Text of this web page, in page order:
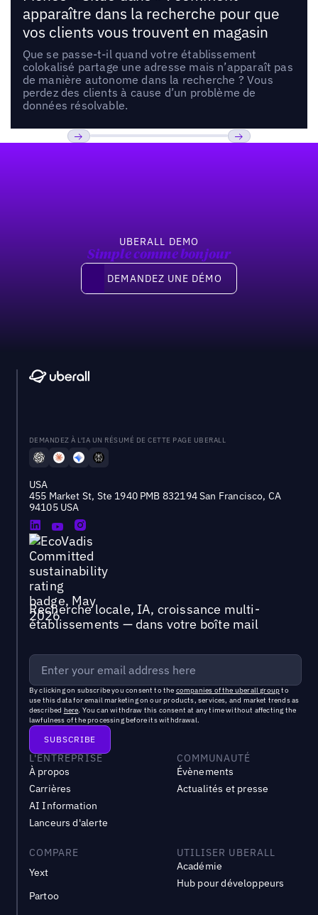
apparaître dans la recherche pour que
vos clients vous trouvent en magasin
Que se passe-t-il quand votre établissement
colokalisé partage une adresse mais n’apparaît pas
de manière autonome dans la recherche ? Vous
perdez des clients à cause d’un problème de
données résolvable.
UBERALL DEMO
Simple comme bonjour
Demandez une démo
DEMANDEZ UNE DÉMO
DEMANDEZ À L'IA UN RÉSUMÉ DE CETTE PAGE UBERALL
USA
455 Market St, Ste 1940 PMB 832194 San Francisco, CA
94105 USA
Recherche locale, IA, croissance multi-
établissements — dans votre boîte mail
By clicking on subscribe you consent to the companies of the uberall groupto
use this data for email marketing on our products, services, and market trends as
described here. You can withdraw this consent at any time without affecting the
lawfulness of the processing before its withdrawal.
L'ENTREPRISE
À propos
Carrières
AI Information
Lanceurs d'alerte
COMMUNAUTÉ
Évènements
Actualités et presse
COMPARE
Yext
Partoo
UTILISER UBERALL
Académie
Hub pour développeurs